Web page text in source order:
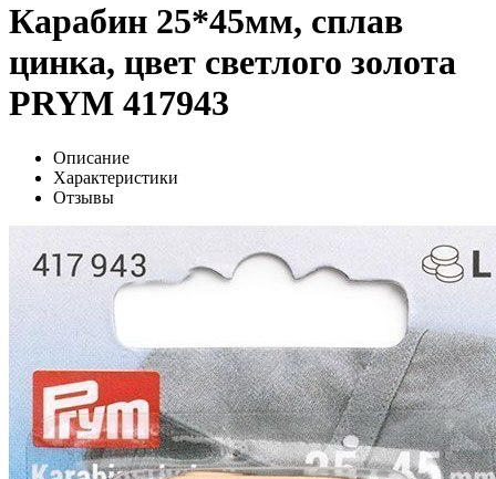
Карабин 25*45мм, сплав
цинка, цвет светлого золота
PRYM 417943
Описание
Характеристики
Отзывы